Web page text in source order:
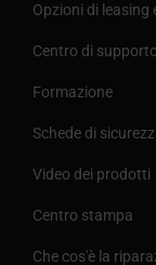
Opzioni di
Centro di supporto
Formazione
Schede di
Video dei prodotti
Centro stampa
Che cos'è la